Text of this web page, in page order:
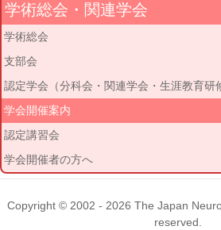
学術総会・関連学会
学術総会
支部会
認定学会（分科会・関連学会・生涯教育研
学会開催案内
認定講習会
学会開催者の方へ
Copyright © 2002 - 2026 The Japan
reserved.